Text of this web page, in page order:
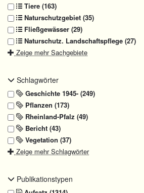
Tiere (163)
Naturschutzgebiet (35)
Fließgewässer (29)
Naturschutz. Landschaftspflege (27)
Zeige mehr Sachgebiete
Schlagwörter
Geschichte 1945- (249)
Pflanzen (173)
Rheinland-Pfalz (49)
Bericht (43)
Vegetation (37)
Zeige mehr Schlagwörter
Publikationstypen